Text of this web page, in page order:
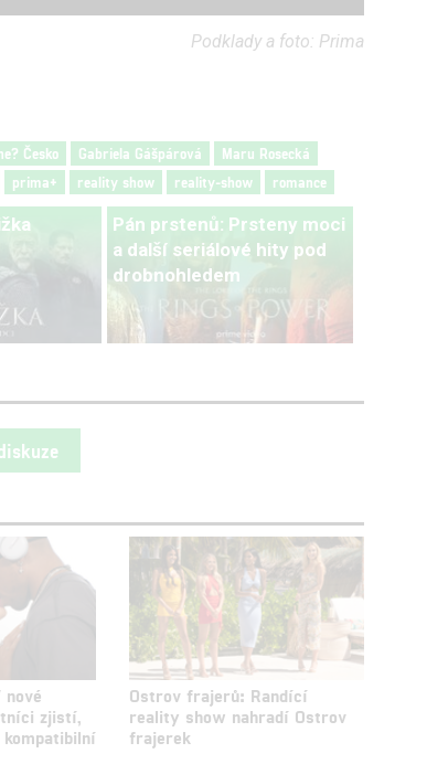
Podklady a foto: Prima
Česko Gabriela Gášpárová
Maru Rosecká
prima+ reality show reality-show romance
Pán prstenů: Prsteny moci
a další seriálové hity pod
drobnohledem
nové
zjistí,
kompatibilní
Ostrov frajerů: Randící
reality show nahradí Ostrov
frajerek